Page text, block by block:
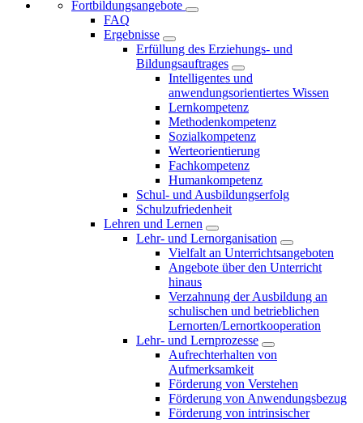
Fortbildungsangebote
FAQ
Ergebnisse
Erfüllung des Erziehungs- und
Bildungsauftrages
Intelligentes und
anwendungsorientiertes Wissen
Lernkompetenz
Methodenkompetenz
Sozialkompetenz
Werteorientierung
Fachkompetenz
Humankompetenz
Schul- und Ausbildungserfolg
Schulzufriedenheit
Lehren und Lernen
Lehr- und Lernorganisation
Vielfalt an Unterrichtsangeboten
Angebote über den Unterricht
hinaus
Verzahnung der Ausbildung an
schulischen und betrieblichen
Lernorten/Lernortkooperation
Lehr- und Lernprozesse
Aufrechterhalten von
Aufmerksamkeit
Förderung von Verstehen
Förderung von Anwendungsbezug
Förderung von intrinsischer